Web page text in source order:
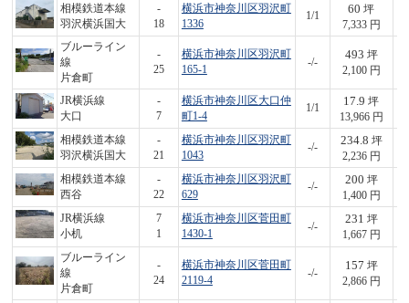
相模鉄道本線
羽沢横浜国大
-
18
横浜市神奈川区羽沢町
1336
1/1
60 坪
7,333 円
ブルーライン
線
片倉町
-
25
横浜市神奈川区羽沢町
165-1
-/-
493 坪
2,100 円
JR横浜線
大口
-
7
横浜市神奈川区大口仲
町1-4
1/1
17.9 坪
13,966 円
相模鉄道本線
羽沢横浜国大
-
21
横浜市神奈川区羽沢町
1043
-/-
234.8 坪
2,236 円
相模鉄道本線
西谷
-
22
横浜市神奈川区羽沢町
629
-/-
200 坪
1,400 円
JR横浜線
小机
7
1
横浜市神奈川区菅田町
1430-1
-/-
231 坪
1,667 円
ブルーライン
線
片倉町
-
24
横浜市神奈川区菅田町
2119-4
-/-
157 坪
2,866 円